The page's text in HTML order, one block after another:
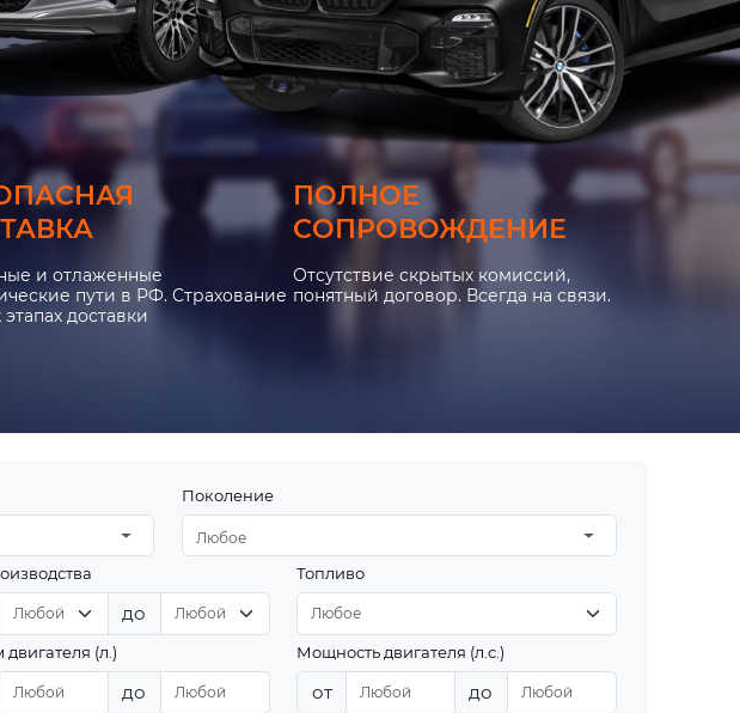
и отлаженные
пути в РФ. Страхование
этапах доставки
ПОЛНОЕ
СОПРОВОЖДЕНИЕ
Отсутствие скрытых комиссий,
понятный договор. Всегда на связи.
Поколение
Любое
до
Топливо
(л.)
до
Мощность двигателя (л.с.)
от до